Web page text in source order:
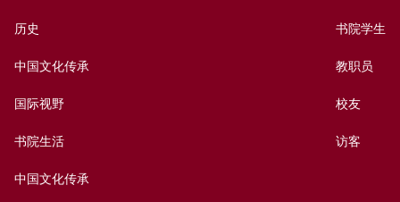
历史
中国文化传承
国际视野
书院生活
中国文化传承
书院学生
教职员
校友
访客